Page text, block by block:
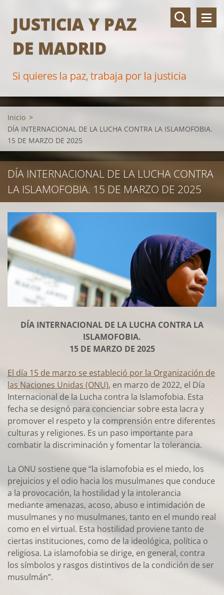
JUSTICIA Y PAZ
DE MADRID
Si quieres la paz, trabaja por la justicia
Inicio >
DÍA INTERNACIONAL DE LA LUCHA CONTRA LA ISLAMOFOBIA.
15 DE MARZO DE 2025
DÍA INTERNACIONAL DE LA LUCHA CONTRA
LA ISLAMOFOBIA. 15 DE MARZO DE 2025
DÍA INTERNACIONAL DE LA LUCHA CONTRA LA
ISLAMOFOBIA.
15 DE MARZO DE 2025
El día 15 de marzo se estableció por la Organización de
las Naciones Unidas (ONU), en marzo de 2022, el Día
Internacional de la Lucha contra la Islamofobia. Esta
fecha se designó para concienciar sobre esta lacra y
promover el respeto y la comprensión entre diferentes
culturas y religiones. Es un paso importante para
combatir la discriminación y fomentar la tolerancia.
La ONU sostiene que “la islamofobia es el miedo, los
prejuicios y el odio hacia los musulmanes que conduce
a la provocación, la hostilidad y la intolerancia
mediante amenazas, acoso, abuso e intimidación de
musulmanes y no musulmanes, tanto en el mundo real
como en el virtual. Esta hostilidad proviene tanto de
ciertas instituciones, como de la ideológica, política o
religiosa. La islamofobia se dirige, en general, contra
los símbolos y rasgos distintivos de la condición de ser
musulmán”.